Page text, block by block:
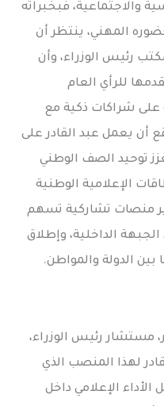
والاجتماعية، فبخبراته
المهني، ينتظر أن
رئيس الوزراء، وأن
للرأي العام
على شراكات ذكية مع
أن يعمل عبد القادر على
توحيد الصف الوطني
الإعلامية الوطنية
منصات تشاركية تسهم
الداخلية، وإطلاق
الدولة والمواطن.
مستشار رئيس الوزراء،
لهذا المنصب الذي
الإعلامي داخل